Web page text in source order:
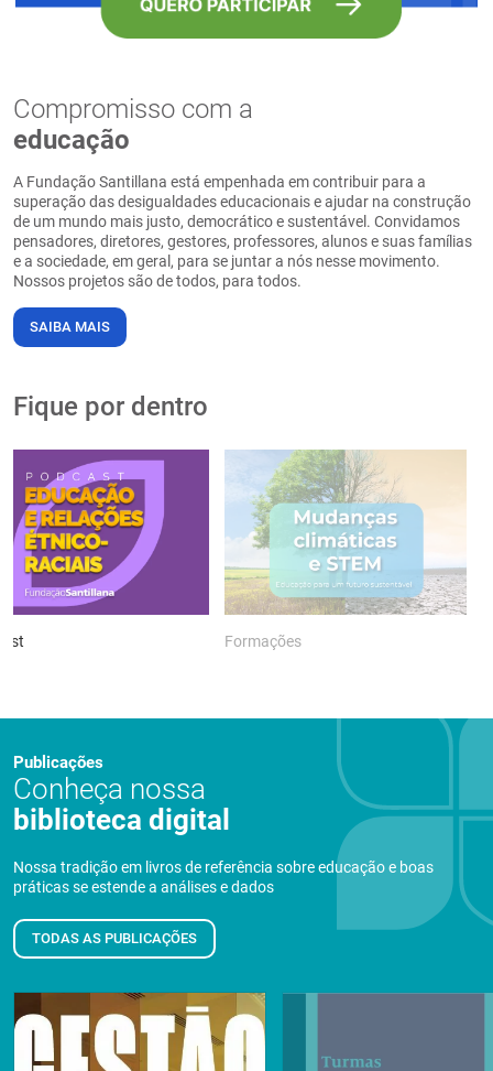
Compromisso com a
educação
A Fundação Santillana está empenhada em contribuir para a
superação das desigualdades educacionais e ajudar na construção
de um mundo mais justo, democrático e sustentável. Convidamos
pensadores, diretores, gestores, professores, alunos e suas famílias
e a sociedade, em geral, para se juntar a nós nesse movimento.
Nossos projetos são de todos, para todos.
SAIBA MAIS
Fique por dentro
Formações
Publicações
Conheça nossa
biblioteca digital
Nossa tradição em livros de referência sobre educação e boas
práticas se estende a análises e dados
TODAS AS PUBLICAÇÕES